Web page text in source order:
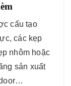
cấu tạo
các kẹp
nhôm hoặc
sản xuất